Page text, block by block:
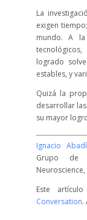
La
exigen
mundo. A
logrado
estables, y
Quizá la
desarrollar
su mayor
Ignacio
Grupo de
Neuroscience,
Este
Conversation.